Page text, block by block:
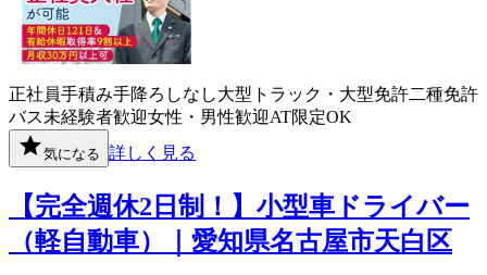
正社員手積み手降ろしなし大型トラック・大型免許二種免許
バス未経験者歓迎女性・男性歓迎AT限定OK
気になる 詳しく見る
【完全週休2日制！】小型車ドライバー
（軽自動車）｜愛知県名古屋市天白区